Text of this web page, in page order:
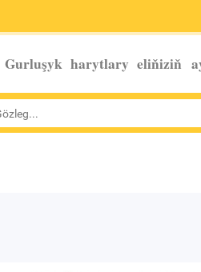
Gurluşyk harytlary eliňiziň